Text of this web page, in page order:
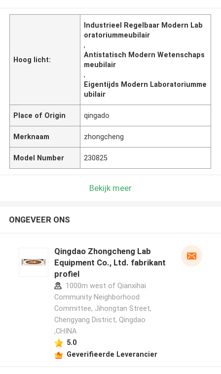
Hoog licht:
Industrieel Regelbaar Modern Lab
oratoriummeubilair
,
Antistatisch Modern Wetenschaps
meubilair
,
Eigentijds Modern Laboratoriumme
ubilair
Place of Origin qingado
Merknaam zhongcheng
Model Number 230825
Bekijk meer
ONGEVEER ONS
Qingdao Zhongcheng Lab
Equipment Co., Ltd. fabrikant
profiel
1000m west of Qianxihai
Community Neighborhood
Committee, Jihongtan Street,
Chengyang District, Qingdao
,CHINA
5.0
Geverifieerde Leverancier